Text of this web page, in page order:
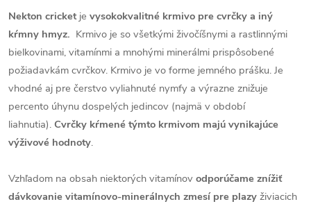
Nekton cricketje vysokokvalitné krmivo pre cvrčky a iný
kŕmny hmyz. Krmivo je so všetkými živočíšnymi a rastlinnými
bielkovinami, vitamínmi a mnohými minerálmi prispôsobené
požiadavkám cvrčkov. Krmivo je vo forme jemného prášku. Je
vhodné aj pre čerstvo vyliahnuté nymfy a výrazne znižuje
percento úhynu dospelých jedincov (najmä v období
liahnutia). Cvrčky kŕmené týmto krmivom majú vynikajúce
výživové hodnoty.
Vzhľadom na obsah niektorých vitamínov odporúčame znížiť
dávkovanie vitamínovo-minerálnych zmesí pre plazy živiacich